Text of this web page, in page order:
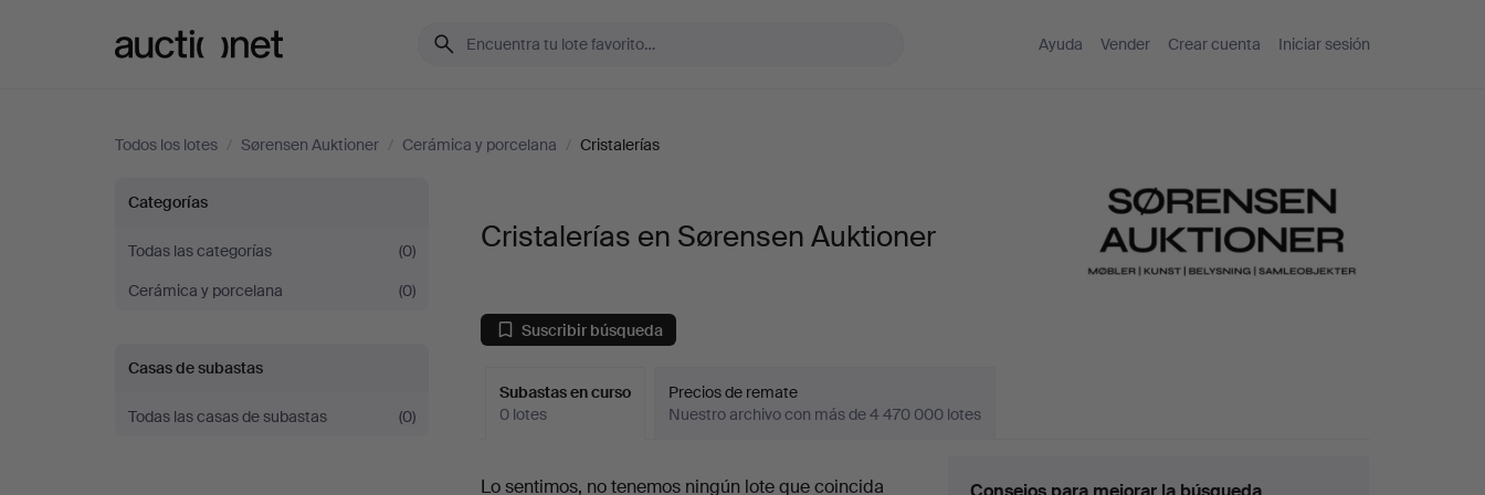
Ayuda Vender Crear cuenta Iniciar sesión
Todos los lotes / Sørensen Auktioner / Cerámica y porcelana / Cristalerías
Cristalerías
en
Sørensen
Auktioner
Categorías
Todas las categorías
(0)
Cerámica y porcelana
(0)
Casas de subastas
Todas las casas de subastas (0)
Cristalerías en Sørensen Auktioner
Suscribir búsqueda
Subastas en curso
0 lotes
Precios de remate
Nuestro archivo con más de 4 470 000 lotes
Subastas
Lo sentimos, no tenemos ningún lote que coincida